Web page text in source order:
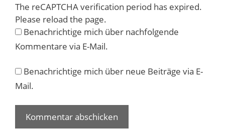
The reCAPTCHA verification period has expired.
Please reload the page.
Benachrichtige mich über nachfolgende
Kommentare via E-Mail.
Benachrichtige mich über neue Beiträge via E-
Mail.